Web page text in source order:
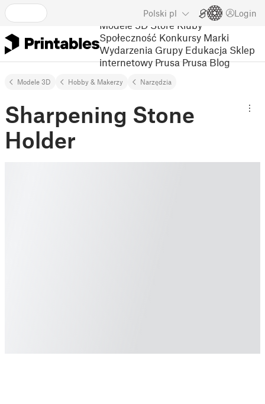
Polski pl Login
Modele 3D Store Kluby
Społeczność Konkursy Marki
Wydarzenia Grupy Edukacja Sklep
internetowy Prusa Prusa Blog
Modele 3D Hobby & Makerzy Narzędzia
Sharpening Stone
Holder